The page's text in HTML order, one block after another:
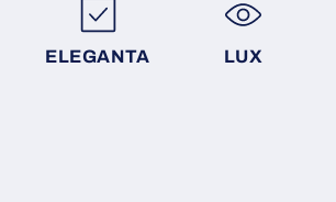
ELEGANTA LUX